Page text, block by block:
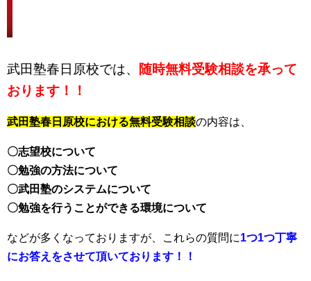
武田塾春日原校では、
随時無料受験相談を承って
おります！！
武田塾春日原校における無料受験相談の内容は、
〇志望校について
〇勉強の方法について
〇武田塾のシステムについて
〇勉強を行うことができる環境について
などが多くなっておりますが、これらの質問に1つ1つ丁寧
にお答えをさせて頂いております！！